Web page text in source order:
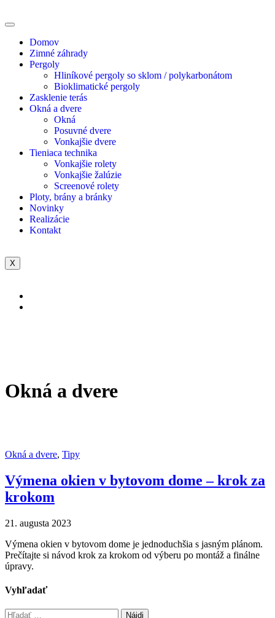
Domov
Zimné záhrady
Pergoly
Hliníkové pergoly so sklom / polykarbonátom
Bioklimatické pergoly
Zasklenie terás
Okná a dvere
Okná
Posuvné dvere
Vonkajšie dvere
Tieniaca technika
Vonkajšie rolety
Vonkajšie žalúzie
Screenové rolety
Ploty, brány a bránky
Novinky
Realizácie
Kontakt
X
Okná a dvere
Okná a dvere, Tipy
Výmena okien v bytovom dome – krok za
krokom
21. augusta 2023
Výmena okien v bytovom dome je jednoduchšia s jasným plánom.
Prečítajte si návod krok za krokom od výberu po montáž a finálne
úpravy.
Vyhľadať